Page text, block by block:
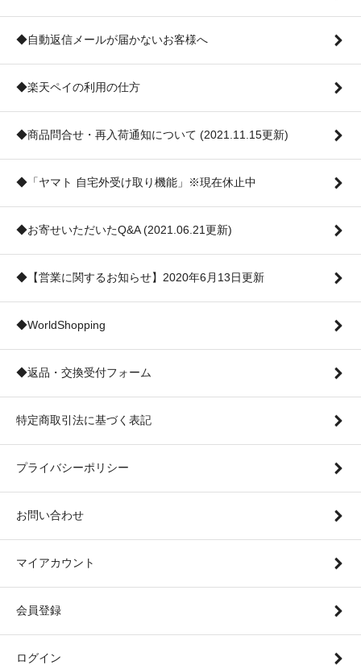
◆自動返信メールが届かないお客様へ
◆楽天ペイの利用の仕方
◆商品問合せ・再入荷通知について (2021.11.15更新)
◆「ヤマト 自宅外受け取り機能」※現在休止中
◆お寄せいただいたQ&A (2021.06.21更新)
◆【営業に関するお知らせ】2020年6月13日更新
◆WorldShopping
◆返品・交換受付フォーム
特定商取引法に基づく表記
プライバシーポリシー
お問い合わせ
マイアカウント
会員登録
ログイン